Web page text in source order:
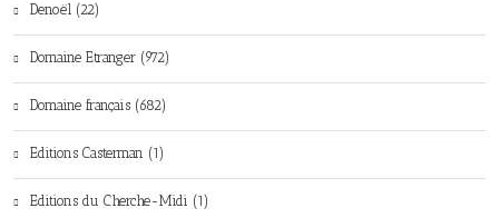
Denoël (22)
Domaine Etranger (972)
Domaine français (682)
Editions Casterman (1)
Editions du Cherche-Midi (1)